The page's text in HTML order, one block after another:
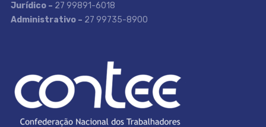
Jurídico – 27 99891-6018
Administrativo – 27 99735-8900